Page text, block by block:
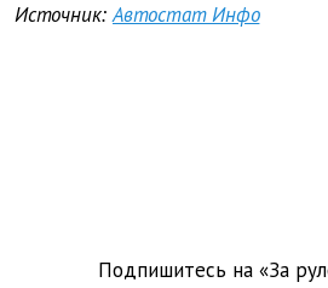
Источник: Автостат Инфо
Подпишитесь на «За